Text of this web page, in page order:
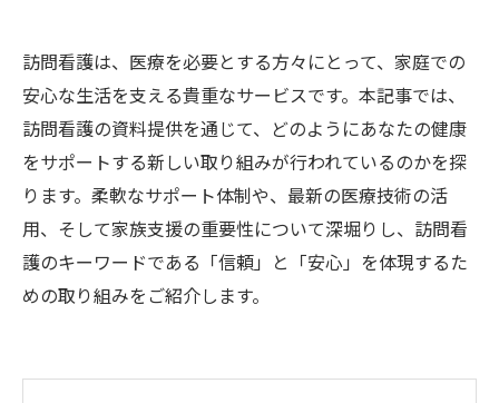
訪問看護は、医療を必要とする方々にとって、家庭での
安心な生活を支える貴重なサービスです。本記事では、
訪問看護の資料提供を通じて、どのようにあなたの健康
をサポートする新しい取り組みが行われているのかを探
ります。柔軟なサポート体制や、最新の医療技術の活
用、そして家族支援の重要性について深堀りし、訪問看
護のキーワードである「信頼」と「安心」を体現するた
めの取り組みをご紹介します。